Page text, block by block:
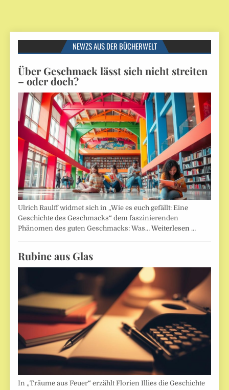
NEWZS AUS DER BÜCHERWELT
Über Geschmack lässt sich nicht streiten
– oder doch?
Ulrich Raulff widmet sich in „Wie es euch gefällt: Eine
Geschichte des Geschmacks“ dem faszinierenden
Phänomen des guten Geschmacks: Was…Weiterlesen …
Rubine aus Glas
In „Träume aus Feuer“ erzählt Florien Illies die Geschichte